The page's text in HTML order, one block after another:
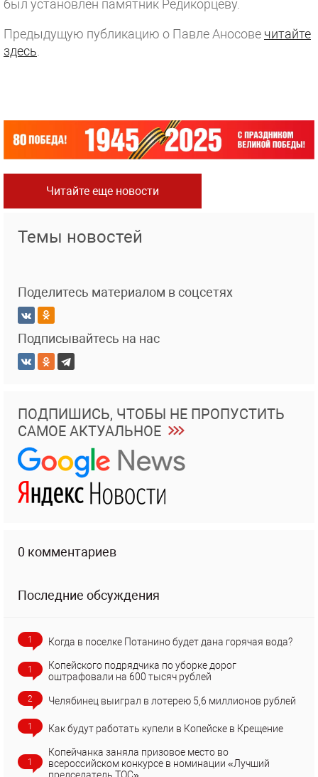
был установлен памятник Редикорцеву.
Предыдущую публикацию о Павле Аносове читайте
здесь
Читайте еще новости
Темы новостей
Поделитесь материалом в соцсетях
Подписывайтесь на нас
ПОДПИШИСЬ, ЧТОБЫ НЕ ПРОПУСТИТЬ
САМОЕ АКТУАЛЬНОЕ
0 комментариев
Последние обсуждения
1 Когда в поселке Потанино будет дана горячая вода?
1
Копейского подрядчика по уборке дорог
оштрафовали на 600 тысяч рублей
2 Челябинец выиграл в лотерею 5,6 миллионов рублей
1 Как будут работать купели в Копейске в Крещение
1
Копейчанка заняла призовое место во
всероссийском конкурсе в номинации «Лучший